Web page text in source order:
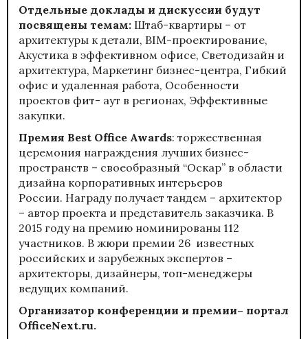
Отдельные доклады и дискуссии будут
посвящены темам: Штаб-квартиры – от
архитектуры к детали, BIM-проектирование,
Акустика в эффективном офисе, Светодизайн и
архитектура, Маркетинг бизнес-центра, Гибкий
офис и удаленная работа, Особенности
проектов фит- аут в регионах, Эффективные
закупки.
Премия Best Office Awards: торжественная
церемония награждения лучших бизнес-
пространств – своеобразный “Оскар” в области
дизайна корпоративных интерьеров
России. Награду получает тандем – архитектор
– автор проекта и представитель заказчика. В
2015 году на премию номинированы 112
участников. В жюри премии 26 известных
российских и зарубежных экспертов –
архитекторы, дизайнеры, топ-менеджеры
ведущих компаний.
Организатор конференции и премии– портал
OfficeNext.ru.